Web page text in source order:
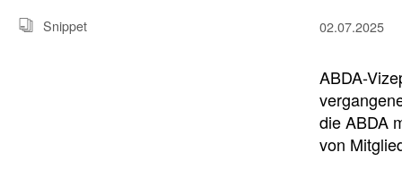
Suche
Snippet 02.07.2025
ABDA-
die ABDA
von